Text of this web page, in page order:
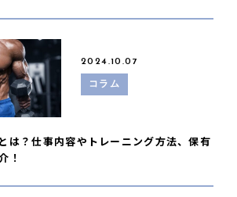
2024.10.07
コラム
は？仕事内容やトレーニング方法、保有
！